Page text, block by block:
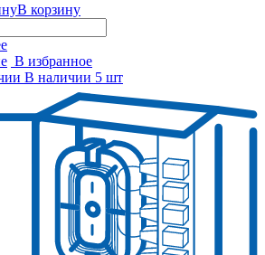
В корзину
В избранное
В наличии 5 шт